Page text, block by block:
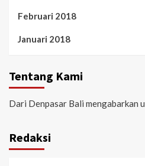
Februari 2018
Januari 2018
Tentang Kami
Dari Denpasar Bali mengabarkan
Redaksi